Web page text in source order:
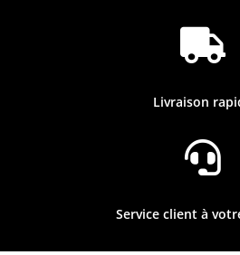

Livraison

Service client à